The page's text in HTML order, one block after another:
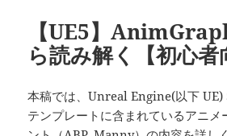
【UE5】
ら読み解く【初心者
本稿では、Unreal Engine(以下 UE)
テンプレートに含まれているアニメ